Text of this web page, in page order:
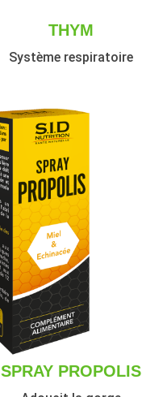
THYM
Système respiratoire
SPRAY PROPOLIS